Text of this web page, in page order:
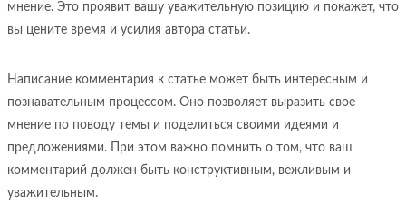
мнение. Это проявит вашу уважительную позицию и покажет, что
вы цените время и усилия автора статьи.
Написание комментария к статье может быть интересным и
познавательным процессом. Оно позволяет выразить свое
мнение по поводу темы и поделиться своими идеями и
предложениями. При этом важно помнить о том, что ваш
комментарий должен быть конструктивным, вежливым и
уважительным.